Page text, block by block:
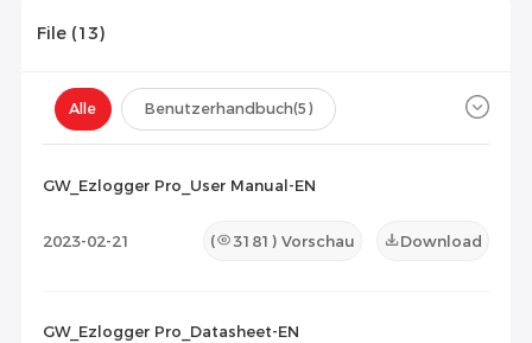
File (13)
Alle Benutzerhandbuch(5)
GW_Ezlogger Pro_User Manual-EN
2023-02-21 ( 3181 ) Vorschau Download
GW_Ezlogger Pro_Datasheet-EN